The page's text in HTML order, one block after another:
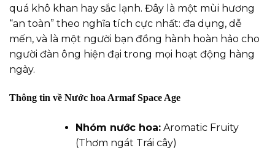
quá khô khan hay sắc lạnh. Đây là một mùi hương
“an toàn” theo nghĩa tích cực nhất: đa dụng, dễ
mến, và là một người bạn đồng hành hoàn hảo cho
người đàn ông hiện đại trong mọi hoạt động hàng
ngày.
Thông tin về Nước hoa Armaf Space Age
Nhóm nước hoa: Aromatic Fruity
(Thơm ngát Trái cây)